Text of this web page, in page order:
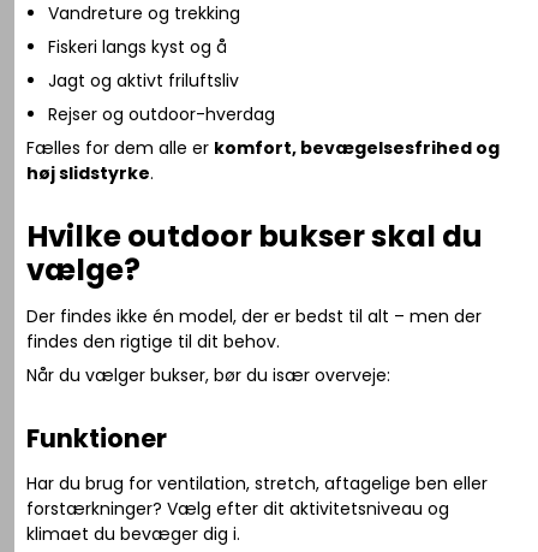
Vandreture og trekking
Fiskeri langs kyst og å
Jagt og aktivt friluftsliv
Rejser og outdoor-hverdag
Fælles for dem alle er komfort, bevægelsesfrihed og
høj slidstyrke.
Hvilke outdoor bukser skal du
vælge?
Der findes ikke én model, der er bedst til alt – men der
findes den rigtige til dit behov.
Når du vælger bukser, bør du især overveje:
Funktioner
Har du brug for ventilation, stretch, aftagelige ben eller
forstærkninger? Vælg efter dit aktivitetsniveau og
klimaet du bevæger dig i.